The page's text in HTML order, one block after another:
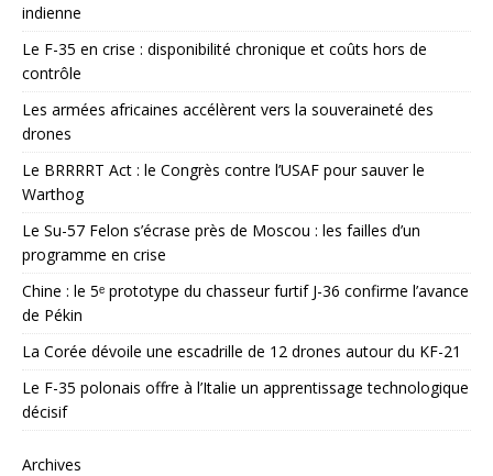
indienne
Le F-35 en crise : disponibilité chronique et coûts hors de
contrôle
Les armées africaines accélèrent vers la souveraineté des
drones
Le BRRRRT Act : le Congrès contre l’USAF pour sauver le
Warthog
Le Su-57 Felon s’écrase près de Moscou : les failles d’un
programme en crise
Chine : le 5ᵉ prototype du chasseur furtif J-36 confirme l’avance
de Pékin
La Corée dévoile une escadrille de 12 drones autour du KF-21
Le F-35 polonais offre à l’Italie un apprentissage technologique
décisif
Archives